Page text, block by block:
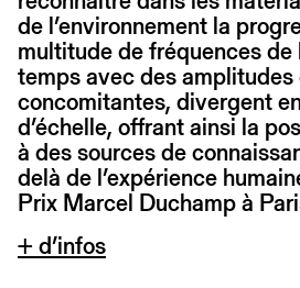
de l’environnement la
multitude de fréquences de
temps avec des amplitudes
concomitantes, divergent
d’échelle, offrant ainsi la
à des sources de
delà de l’expérience
Prix Marcel Duchamp à
+ d’infos